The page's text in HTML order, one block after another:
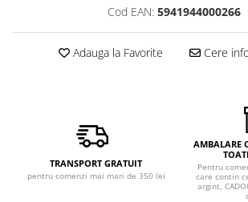
Cod EAN: 5941944000266
Adauga la Favorite Cere
TRANSPORT GRATUIT
pentru comenzi mai mari de 350 lei
AMBALARE
Pentru
care contin
argint,